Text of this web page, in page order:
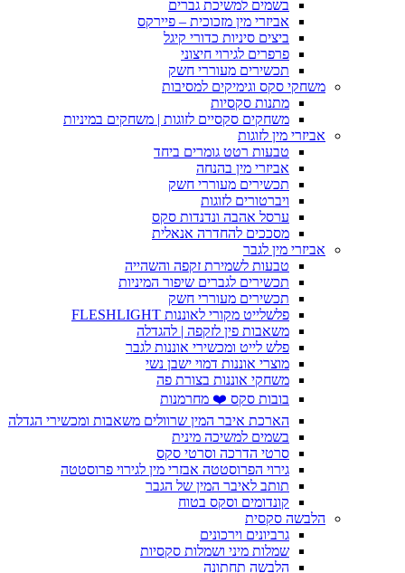
בשמים למשיכת גברים
אביזרי מין מזכוכית – פיירקס
ביצים סיניות כדורי קיגל
פרפרים לגירוי חיצוני
תכשירים מעוררי חשק
משחקי סקס וגימיקים למסיבות
מתנות סקסיות
משחקים סקסיים לזוגות | משחקים במיניות
אביזרי מין לזוגות
טבעות רטט גומרים ביחד
אביזרי מין בהנחה
תכשירים מעוררי חשק
ויברטורים לזוגות
ערסל אהבה ונדנדות סקס
מסככים להחדרה אנאלית
אביזרי מין לגבר
טבעות לשמירת זקפה והשהייה
תכשירים לגברים שיפור המיניות
תכשירים מעוררי חשק
פלשלייט מקורי לאוננות FLESHLIGHT
משאבות פין לזקפה | להגדלה
פלש לייט ומכשירי אוננות לגבר
מוצרי אוננות דמוי ישבן נשי
משחקי אוננות בצורת פה
בובות סקס ❤️ מחרמנות
הארכת איבר המין שרוולים משאבות ומכשירי הגדלה
בשמים למשיכה מינית
סרטי הדרכה וסרטי סקס
גירוי הפרוסטטה אבזרי מין לגירוי פרוסטטה
תותב לאיבר המין של הגבר
קונדומים וסקס בטוח
הלבשה סקסית
גרביונים וירכונים
שמלות מיני ושמלות סקסיות
הלבשה תחתונה